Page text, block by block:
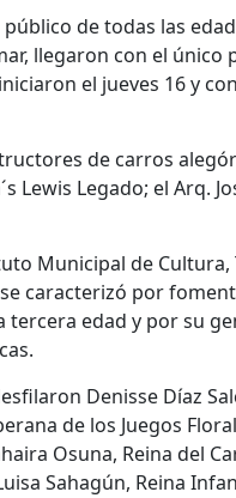
de todas las
llegaron con el único
el jueves 16 y
de carros
Lewis Legado; el Arq.
Municipal de Cultura,
caracterizó por
edad y por su
Denisse Díaz
de los Juegos
Osuna, Reina del
Sahagún, Reina